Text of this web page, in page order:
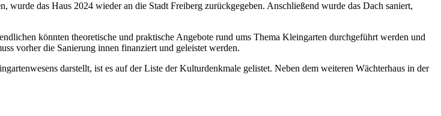
das Haus 2024 wieder an die Stadt Freiberg zurückgegeben. Anschließend wurde das Dach saniert,
könnten theoretische und praktische Angebote rund ums Thema Kleingarten durchgeführt werden und
vorher die Sanierung innen finanziert und geleistet werden.
darstellt, ist es auf der Liste der Kulturdenkmale gelistet. Neben dem weiteren Wächterhaus in der